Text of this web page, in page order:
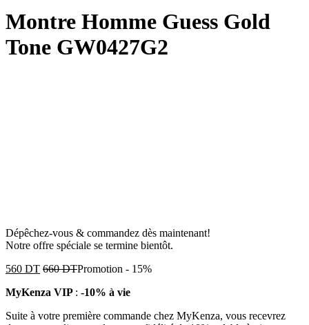
Montre Homme Guess Gold
Tone GW0427G2
Dépêchez-vous & commandez dès maintenant!
Notre offre spéciale se termine bientôt.
560 DT 660DTPromotion - 15%
MyKenza VIP : -10% à vie
Suite à votre première commande chez MyKenza, vous recevrez